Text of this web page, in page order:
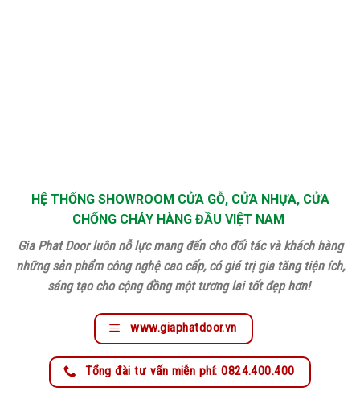
HỆ THỐNG SHOWROOM CỬA GỖ, CỬA NHỰA, CỬA
CHỐNG CHÁY HÀNG ĐẦU VIỆT NAM
Gia Phat Door luôn nỗ lực mang đến cho đối tác và khách hàng
những sản phẩm công nghệ cao cấp, có giá trị gia tăng tiện ích,
sáng tạo cho cộng đồng một tương lai tốt đẹp hơn!
www.giaphatdoor.vn
Tổng đài tư vấn miễn phí: 0824.400.400